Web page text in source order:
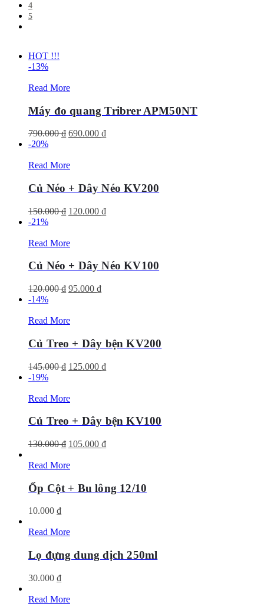
4
5
HOT !!!
-13%
Read More
Máy đo quang Tribrer APM50NT
790.000₫ Giá
790.000 ₫.
690.000 ₫Giá
-20%
Read More
Củ Néo + Dây Néo KV200
150.000₫ Giá
150.000 ₫.
120.000 ₫Giá
-21%
Read More
Củ Néo + Dây Néo KV100
120.000₫ Giá
120.000 ₫.
95.000 ₫Giá
-14%
Read More
Củ Treo + Dây bện KV200
145.000₫ Giá
145.000 ₫.
125.000 ₫Giá
-19%
Read More
Củ Treo + Dây bện KV100
130.000₫ Giá
là:
105.000 ₫Giá
105.000 ₫.
Read More
Ốp Cột + Bu lông 12/10
10.000 ₫
Read More
Lọ đựng dung dịch 250ml
30.000 ₫
Read More